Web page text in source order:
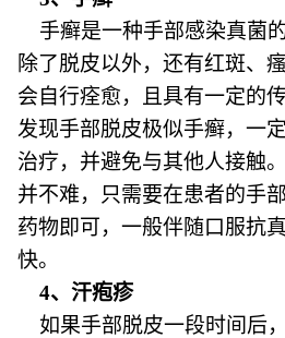
手癣是一种手部感染真菌
除了脱皮以外，还有红斑、
会自行痊愈，且具有一定的
发现手部脱皮极似手癣，一
治疗，并避免与其他人接触
并不难，只需要在患者的手
药物即可，一般伴随口服抗
快。
4、汗疱疹
如果手部脱皮一段时间后